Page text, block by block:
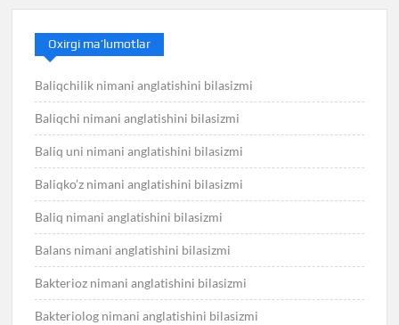
Oxirgi ma’lumotlar
Baliqchilik nimani anglatishini bilasizmi
Baliqchi nimani anglatishini bilasizmi
Baliq uni nimani anglatishini bilasizmi
Baliqko’z nimani anglatishini bilasizmi
Baliq nimani anglatishini bilasizmi
Balans nimani anglatishini bilasizmi
Bakterioz nimani anglatishini bilasizmi
Bakteriolog nimani anglatishini bilasizmi